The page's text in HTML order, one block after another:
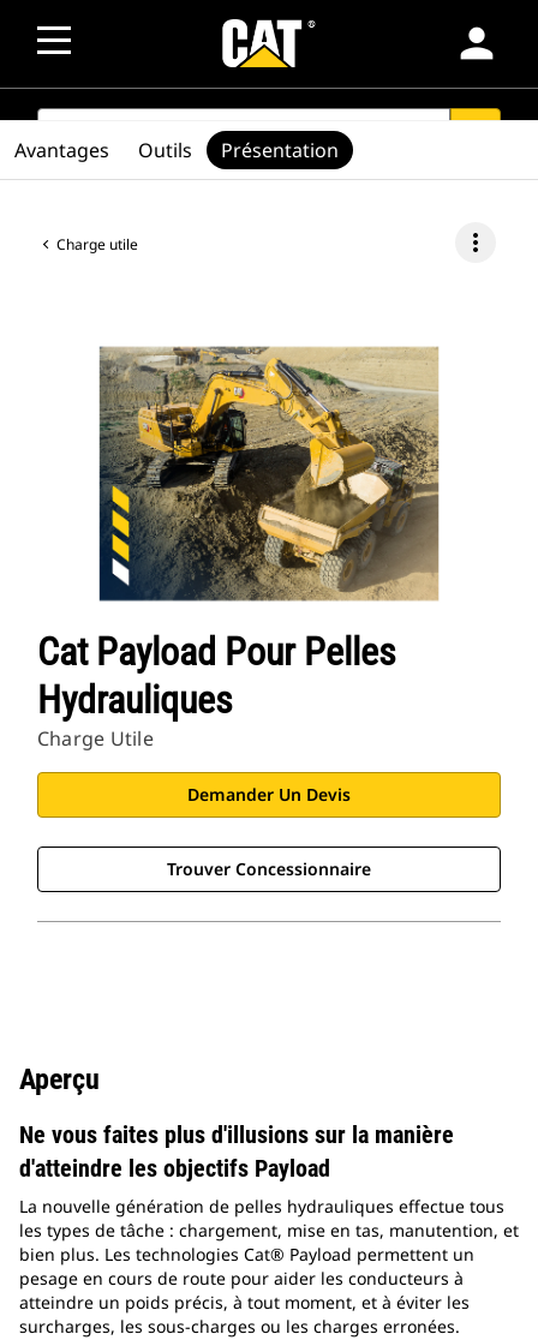
person
SEARCH
Charge utile more_vert
Cat Payload Pour Pelles
Hydrauliques
Charge Utile
Demander Un Devis
Trouver Concessionnaire
Avantages Outils Présentation
Aperçu
Ne vous faites plus d'illusions sur la manière
d'atteindre les objectifs Payload
La nouvelle génération de pelles hydrauliques effectue tous
les types de tâche : chargement, mise en tas, manutention, et
bien plus. Les technologies Cat® Payload permettent un
pesage en cours de route pour aider les conducteurs à
atteindre un poids précis, à tout moment, et à éviter les
surcharges, les sous-charges ou les charges erronées.